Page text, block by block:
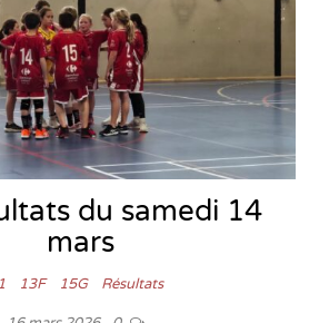
du samedi 14
mars
13F 15G Résultats